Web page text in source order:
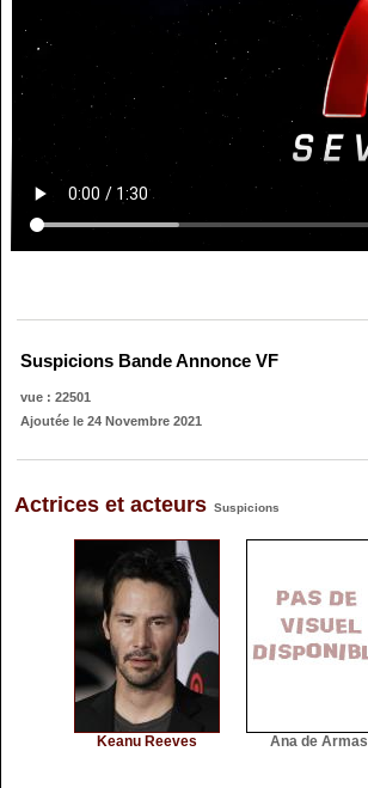
Suspicions Bande Annonce VF
vue : 22501
Ajoutée le 24 Novembre 2021
Actrices et acteurs Suspicions
Keanu Reeves Ana de Armas